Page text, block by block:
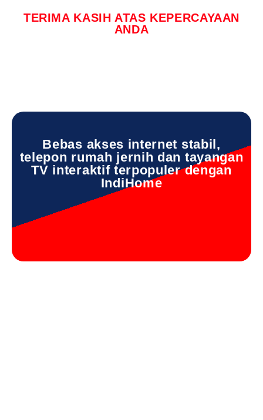
TERIMA KASIH ATAS KEPERCAYAAN
ANDA
Bebas akses internet stabil,
telepon rumah jernih dan tayangan
TV interaktif terpopuler dengan
IndiHome